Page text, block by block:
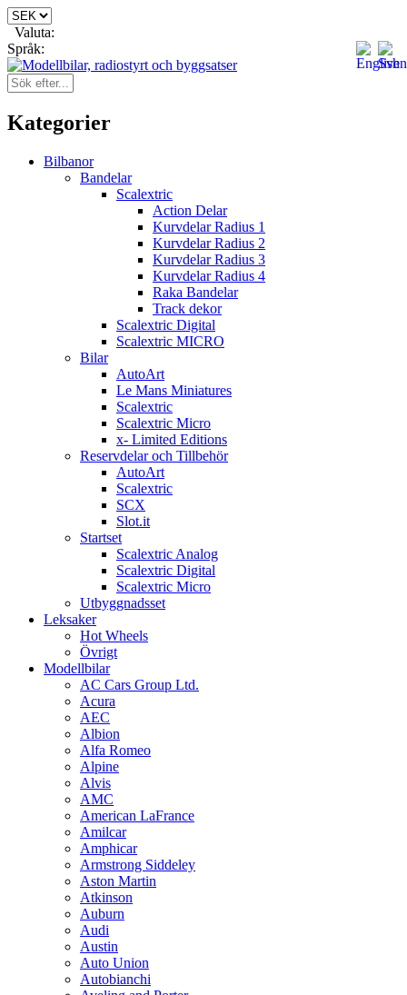
Valuta:
Språk:
Kategorier
Bilbanor
Bandelar
Scalextric
Action Delar
Kurvdelar Radius 1
Kurvdelar Radius 2
Kurvdelar Radius 3
Kurvdelar Radius 4
Raka Bandelar
Track dekor
Scalextric Digital
Scalextric MICRO
Bilar
AutoArt
Le Mans Miniatures
Scalextric
Scalextric Micro
x- Limited Editions
Reservdelar och Tillbehör
AutoArt
Scalextric
SCX
Slot.it
Startset
Scalextric Analog
Scalextric Digital
Scalextric Micro
Utbyggnadsset
Leksaker
Hot Wheels
Övrigt
Modellbilar
AC Cars Group Ltd.
Acura
AEC
Albion
Alfa Romeo
Alpine
Alvis
AMC
American LaFrance
Amilcar
Amphicar
Armstrong Siddeley
Aston Martin
Atkinson
Auburn
Audi
Austin
Auto Union
Autobianchi